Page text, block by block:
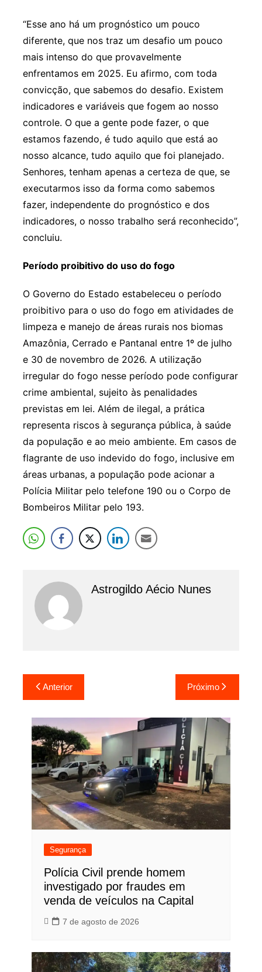
“Esse ano há um prognóstico um pouco
diferente, que nos traz um desafio um pouco
mais intenso do que provavelmente
enfrentamos em 2025. Eu afirmo, com toda
convicção, que sabemos do desafio. Existem
indicadores e variáveis que fogem ao nosso
controle. O que a gente pode fazer, o que
estamos fazendo, é tudo aquilo que está ao
nosso alcance, tudo aquilo que foi planejado.
Senhores, tenham apenas a certeza de que, se
executarmos isso da forma como sabemos
fazer, independente do prognóstico e dos
indicadores, o nosso trabalho será reconhecido”,
concluiu.
Período proibitivo do uso do fogo
O Governo do Estado estabeleceu o período
proibitivo para o uso do fogo em atividades de
limpeza e manejo de áreas rurais nos biomas
Amazônia, Cerrado e Pantanal entre 1º de julho
e 30 de novembro de 2026. A utilização
irregular do fogo nesse período pode configurar
crime ambiental, sujeito às penalidades
previstas em lei. Além de ilegal, a prática
representa riscos à segurança pública, à saúde
da população e ao meio ambiente. Em casos de
flagrante de uso indevido do fogo, inclusive em
áreas urbanas, a população pode acionar a
Polícia Militar pelo telefone 190 ou o Corpo de
Bombeiros Militar pelo 193.
Astrogildo Aécio Nunes
Navegação
de
Post
Anterior Próximo
Segurança
Polícia Civil prende homem
investigado por fraudes em
venda de veículos na Capital
7 de agosto de 2026